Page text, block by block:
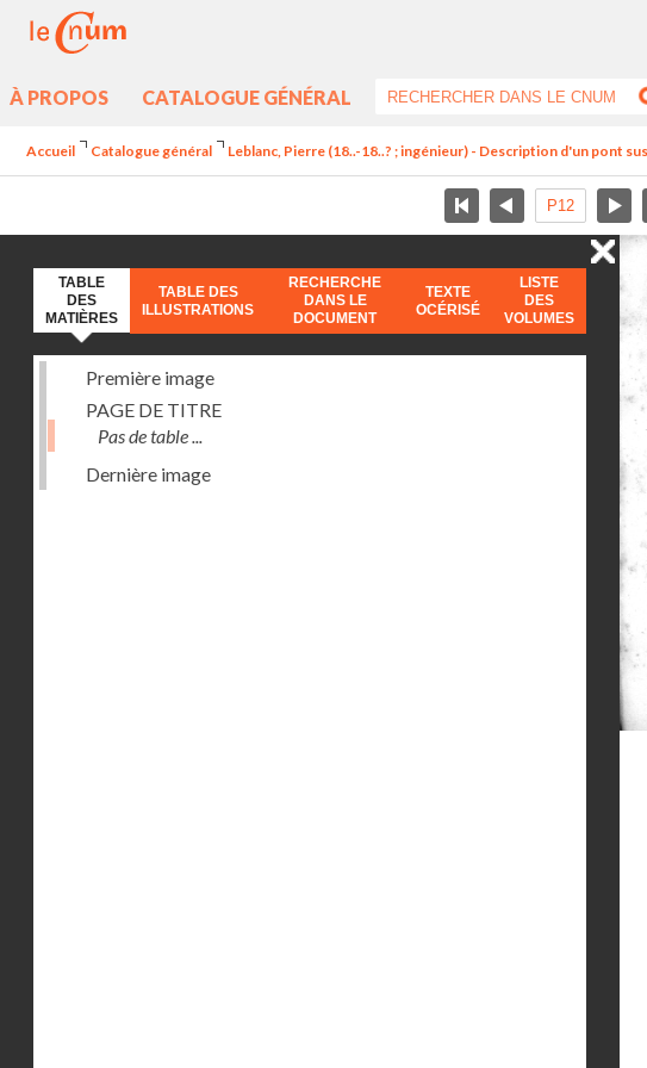
À PROPOS CATALOGUE GÉNÉRAL
Accueil Catalogue général Leblanc, Pierre (18..-18..? ; ingénieur) - Description d'un pont
TABLE
DES
MATIÈRES
TABLE DES
ILLUSTRATIONS
RECHERCHE
DANS LE
DOCUMENT
TEXTE
OCÉRISÉ
LISTE
DES
VOLUMES
Première image
PAGE DE TITRE
Pas de table ...
Dernière image